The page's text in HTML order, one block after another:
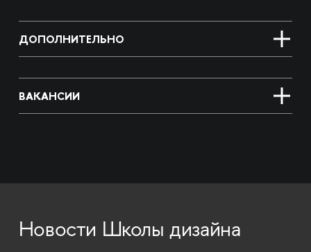
ДОПОЛНИТЕЛЬНО
ВАКАНСИИ
Новости Школы дизайна